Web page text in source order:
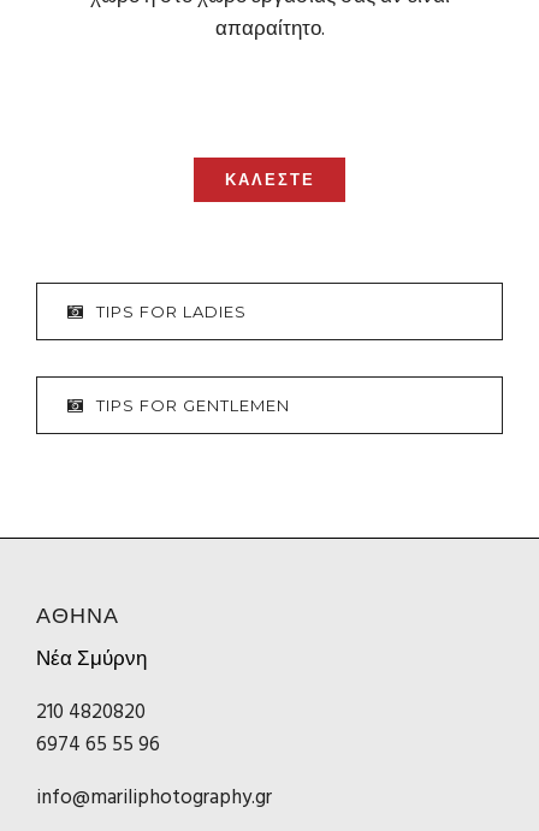
απαραίτητο.
ΚΑΛΕΣΤΕ
TIPS FOR LADIES
TIPS FOR GENTLEMEN
ΑΘΗΝΑ
Νέα Σμύρνη
210 4820820
6974 65 55 96
info@mariliphotography.gr